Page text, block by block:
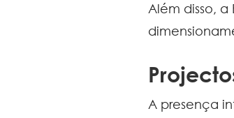
Além disso,
A presença